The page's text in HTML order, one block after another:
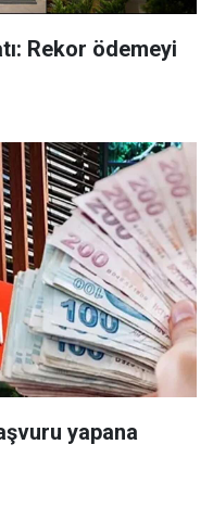
Rekor ödemeyi
yapana